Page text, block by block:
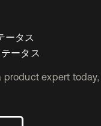
product expert today,
ータス
ータス